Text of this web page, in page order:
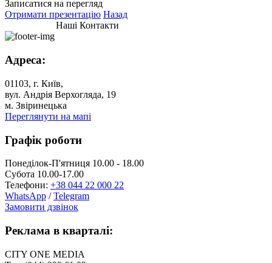
Записатися на перегляд
Отримати презентацію Назад
Наші Контакти
Адреса:
01103, г. Київ,
вул. Андрія Верхогляда, 19
м. Звіринецька
Переглянути на мапі
Графік роботи
Понеділок-П'ятниця 10.00 - 18.00
Субота 10.00-17.00
Телефони: +38 044 22 000 22
WhatsApp /Telegram
Замовити дзвінок
Реклама в кварталі:
CITY ONE MEDIA